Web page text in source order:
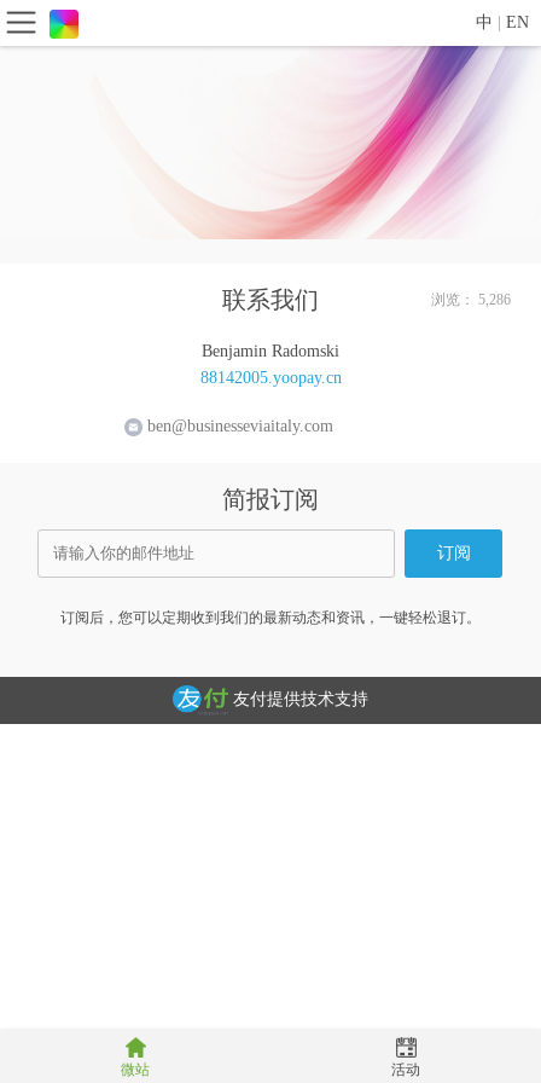
中 EN
联系我们 浏览： 5,286
Benjamin Radomski
88142005.yoopay.cn
ben@businesseviaitaly.com
简报订阅
订阅后，您可以定期收到我们的最新动态和资讯，一键轻松退订。
友付提供技术支持
微站 活动